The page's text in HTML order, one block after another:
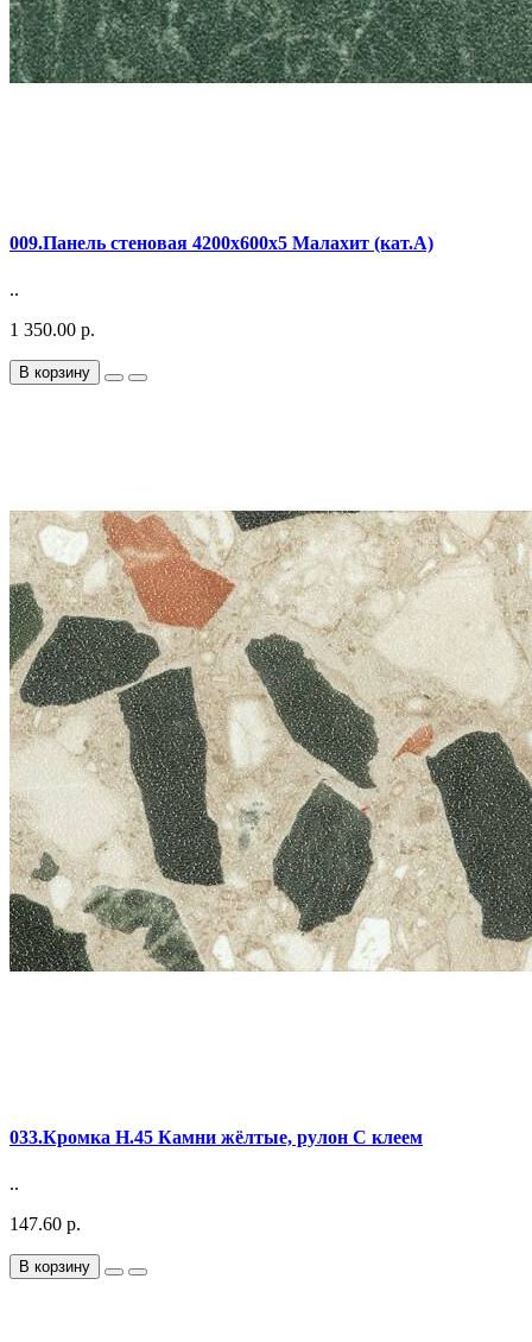
009.Панель стеновая 4200х600х5 Малахит (кат.A)
..
1 350.00 р.
В корзину
033.Кромка Н.45 Камни жёлтые, рулон С клеем
..
147.60 р.
В корзину